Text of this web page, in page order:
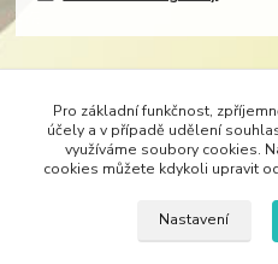
Značka Demedal je nositelem
neoddělitelným průvodcem našeho života.
potiskem vhodné látky si dopřejete
do tanečních, tuniky, kabáty, kalhoty
Pro základní funkčnost,
účely a v případě udělení
využíváme soubory cookies.
cookies můžete kdykoli upravit
Nastavení